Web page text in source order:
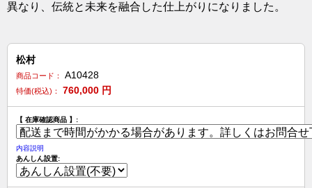
異なり、伝統と未来を融合した仕上がりになりました。
松村
商品コード： A10428
特価(税込)： 760,000 円
【 在庫確認商品 】:
内容説明
あんしん設置: